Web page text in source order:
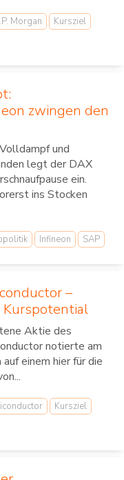
Morgan
Kursziel
zwingen den
und
legt der DAX
ein.
ins Stocken
Infineon SAP
–
Aktie des
notierte am
einem hier für die
Kursziel